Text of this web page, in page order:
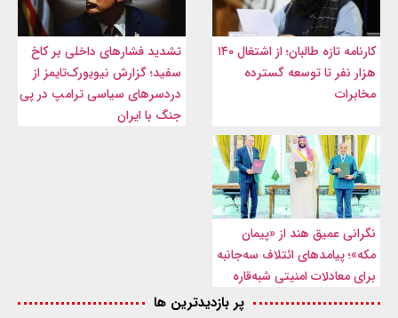
کارنامه تازه طالبان؛ از اشتغال ۱۴۰
هزار نفر تا توسعه گسترده
مخابرات
تشدید فشارهای داخلی بر کاخ
سفید؛ گزارش نیویورک‌تایمز از
دردسرهای سیاسی ترامپ در پی
جنگ با ایران
نگرانی عمیق هند از «پیمان
مکه»؛ پیامدهای ائتلاف سه‌جانبه
برای معادلات امنیتی شبه‌قاره
پر بازدیدترین ها